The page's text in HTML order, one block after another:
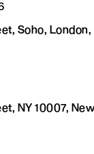
Soho, London,
NY 10007,